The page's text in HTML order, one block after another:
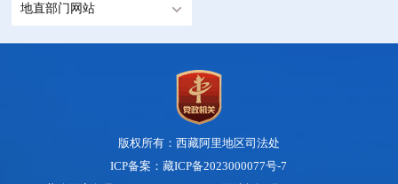
地直部门网站
版权所有：西藏阿里地区司法处
ICP备案：藏ICP备2023000077号-7